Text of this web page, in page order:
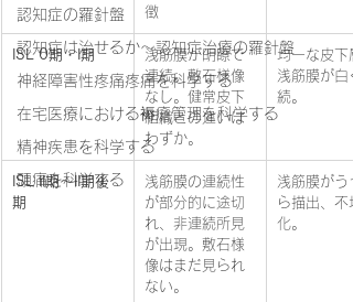
認知症の羅針盤
認知症は治せるか～認知症治療の羅針盤
神経障害性疼痛疼痛を科学する
在宅医療における褥瘡管理を科学する
精神疾患を科学する
頭痛を科学する
徴
ISL 0期・I期
浅筋膜が明瞭で
連続。敷石様像
なし。健常皮下
組織との違いは
わずか。
均一な皮下
浅筋膜が白
続。
ISL II期〜II期後
期
浅筋膜の連続性
が部分的に途切
れ、非連続所見
が出現。敷石様
像はまだ見られ
ない。
浅筋膜がう
ら描出、不
化。